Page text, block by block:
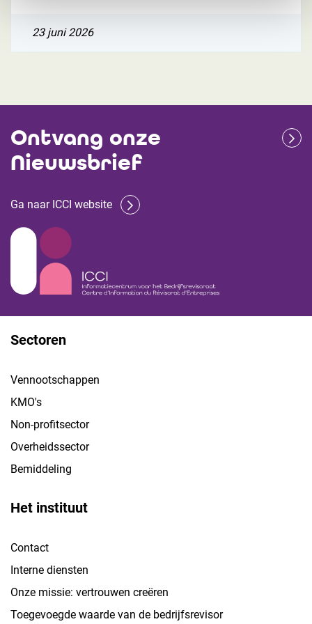
23 juni 2026
Ontvang onze
Nieuwsbrief
Ga naar ICCI website
Sectoren
Vennootschappen
KMO's
Non-profitsector
Overheidssector
Bemiddeling
Het instituut
Contact
Interne diensten
Onze missie: vertrouwen creëren
Toegevoegde waarde van de bedrijfsrevisor